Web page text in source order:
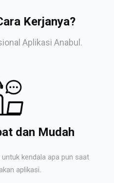
Kerjanya?
Aplikasi Anabul.
dan Mudah
kendala apa pun saat
aplikasi.